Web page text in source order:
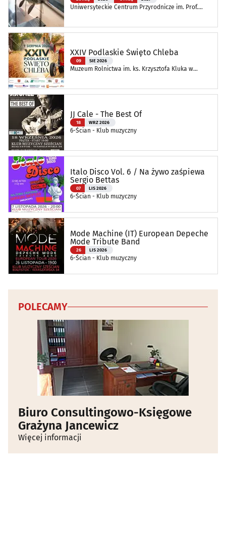
Uniwersyteckie Centrum Przyrodnicze im. Prof.
XXIV Podlaskie Święto Chleba
09 SIE 2026
Muzeum Rolnictwa im. ks. Krzysztofa Kluka w
JJ Cale - The Best Of
18 WRZ 2026
6-Ścian - Klub muzyczny
Italo Disco Vol. 6 / Na żywo zaśpiewa
Sergio Bettas
07 LIS 2026
6-Ścian - Klub muzyczny
Mode Machine (IT) European Depeche
Mode Tribute Band
26 LIS 2026
6-Ścian - Klub muzyczny
POLECAMY
Biuro Consultingowo-Księgowe
Grażyna Jancewicz
Więcej informacji